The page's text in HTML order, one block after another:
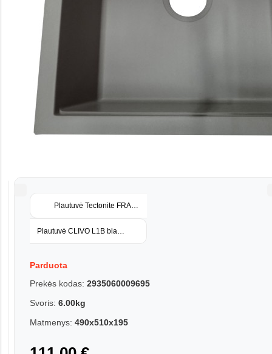
Plautuvė Tectonite FRANKE S2D 611-78 Carbon užkemšamas
Plautuvė CLIVO L1B black/juoda
Parduota
Prekės kodas: 2935060009695
Svoris: 6.00kg
Matmenys: 490x510x195